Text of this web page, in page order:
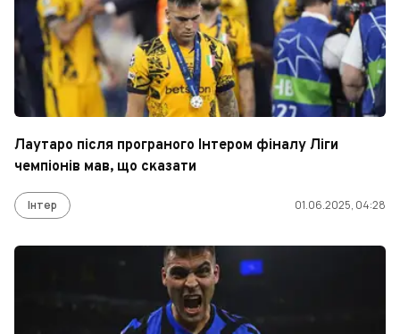
Лаутаро після програного Інтером фіналу Ліги
чемпіонів мав, що сказати
Інтер 01.06.2025, 04:28